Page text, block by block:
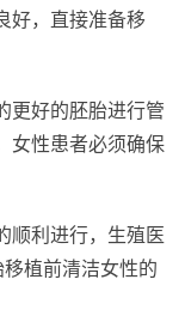
好，直接准备移
更好的胚胎进行管
女性患者必须确保
顺利进行，生殖医
植前清洁女性的